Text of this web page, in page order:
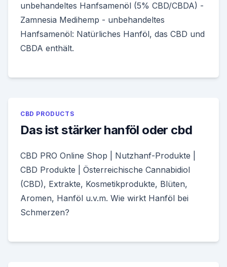
unbehandeltes Hanfsamenöl (5% CBD/CBDA) -
Zamnesia Medihemp - unbehandeltes
Hanfsamenöl: Natürliches Hanföl, das CBD und
CBDA enthält.
CBD PRODUCTS
Das ist stärker hanföl oder cbd
CBD PRO Online Shop | Nutzhanf-Produkte |
CBD Produkte | Österreichische Cannabidiol
(CBD), Extrakte, Kosmetikprodukte, Blüten,
Aromen, Hanföl u.v.m. Wie wirkt Hanföl bei
Schmerzen?